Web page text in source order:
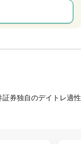
券独自のデイトレ適性